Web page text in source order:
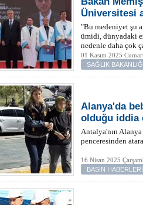
Üniversitesi
"Bu medeniyet şu
ümidi, dünyadaki
nedenle daha çok
01 Kasım 2025
SAĞLIK
Alanya'da
olduğu iddia
Antalya'nın
penceresinden
16 Nisan 2025
BASIN HABERLERİ